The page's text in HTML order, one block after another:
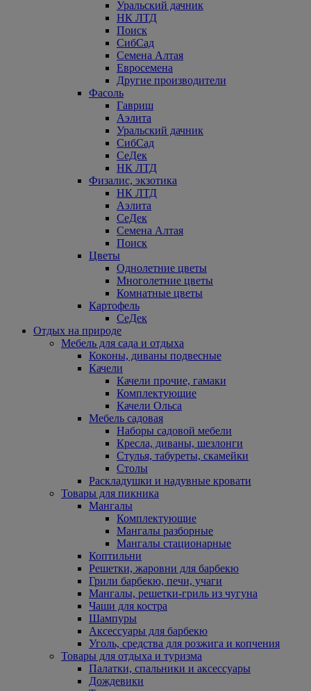
Уральский дачник
НК ЛТД
Поиск
СибСад
Семена Алтая
Евросемена
Другие производители
Фасоль
Гавриш
Аэлита
Уральский дачник
СибСад
СеДек
НК ЛТД
Физалис, экзотика
НК ЛТД
Аэлита
СеДек
Семена Алтая
Поиск
Цветы
Однолетние цветы
Многолетние цветы
Комнатные цветы
Картофель
СеДек
Отдых на природе
Мебель для сада и отдыха
Коконы, диваны подвесные
Качели
Качели прочие, гамаки
Комплектующие
Качели Ольса
Мебель садовая
Наборы садовой мебели
Кресла, диваны, шезлонги
Стулья, табуреты, скамейки
Столы
Раскладушки и надувные кровати
Товары для пикника
Мангалы
Комплектующие
Мангалы разборные
Мангалы стационарные
Коптильни
Решетки, жаровни для барбекю
Грили барбекю, печи, учаги
Мангалы, решетки-гриль из чугуна
Чаши для костра
Шампуры
Аксессуары для барбекю
Уголь, средства для розжига и копчения
Товары для отдыха и туризма
Палатки, спальники и аксессуары
Дождевики